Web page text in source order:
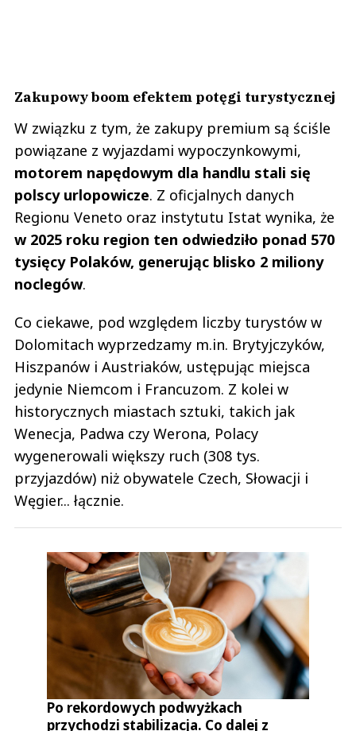
Zakupowy boom efektem potęgi turystycznej
W związku z tym, że zakupy premium są ściśle
powiązane z wyjazdami wypoczynkowymi,
motorem napędowym dla handlu stali się
polscy urlopowicze. Z oficjalnych danych
Regionu Veneto oraz instytutu Istat wynika, że
w 2025 roku region ten odwiedziło ponad 570
tysięcy Polaków, generując blisko 2 miliony
noclegów.
Co ciekawe, pod względem liczby turystów w
Dolomitach wyprzedzamy m.in. Brytyjczyków,
Hiszpanów i Austriaków, ustępując miejsca
jedynie Niemcom i Francuzom. Z kolei w
historycznych miastach sztuki, takich jak
Wenecja, Padwa czy Werona, Polacy
wygenerowali większy ruch (308 tys.
przyjazdów) niż obywatele Czech, Słowacji i
Węgier... łącznie.
Po rekordowych podwyżkach
przychodzi stabilizacja. Co dalej z